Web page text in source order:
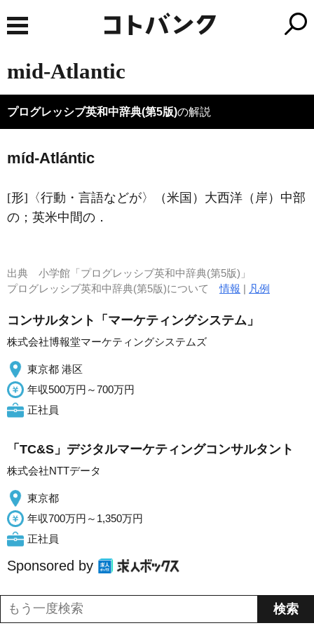
mid-Atlantic
プログレッシブ英和中辞典(第5版)の解説
míd-Atlántic
[形] 〈行動・言語などが〉（米国）大西洋（岸）中部
の；英米中間の ．
出典 小学館「プログレッシブ英和中辞典(第5版)」
プログレッシブ英和中辞典(第5版)について情報 | 凡例
コンサルタント「マーケティングシステム」
株式会社博報堂マーケティングシステムズ
東京都 港区
年収500万円～700万円
正社員
「TC&S」デジタルマーケティングコンサルタント
株式会社NTTデータ
東京都
年収700万円～1,350万円
正社員
Sponsored by